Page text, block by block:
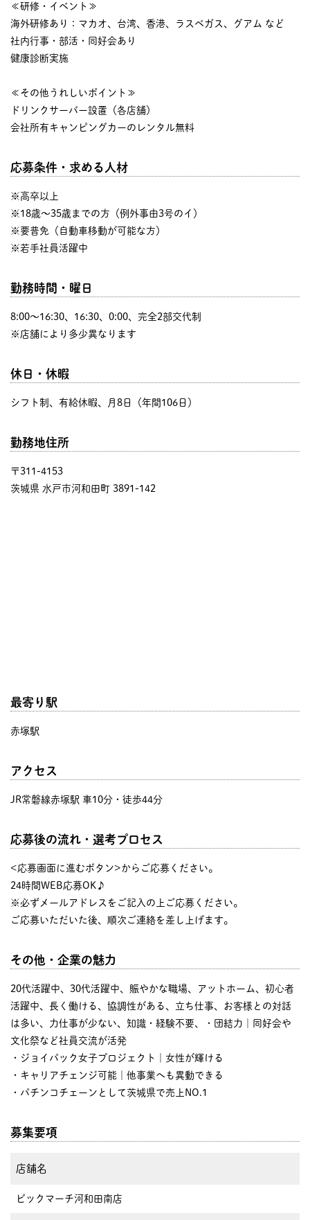
≪研修・イベント≫
海外研修あり：マカオ、台湾、香港、ラスベガス、グアム など
社内行事・部活・同好会あり
健康診断実施
≪その他うれしいポイント≫
ドリンクサーバー設置（各店舗）
会社所有キャンピングカーのレンタル無料
応募条件・求める人材
※高卒以上
※18歳～35歳までの方（例外事由3号のイ）
※要普免（自動車移動が可能な方）
※若手社員活躍中
勤務時間・曜日
8:00〜16:30、16:30、0:00、完全2部交代制
※店舗により多少異なります
休日・休暇
シフト制、有給休暇、月8日（年間106日）
勤務地住所
〒311-4153
茨城県 水戸市河和田町 3891-142
最寄り駅
赤塚駅
アクセス
JR常磐線赤塚駅 車10分・徒歩44分
応募後の流れ・選考プロセス
<応募画面に進むボタン>からご応募ください。
24時間WEB応募OK♪
※必ずメールアドレスをご記入の上ご応募ください。
ご応募いただいた後、順次ご連絡を差し上げます。
その他・企業の魅力
20代活躍中、30代活躍中、賑やかな職場、アットホーム、初心者
活躍中、長く働ける、協調性がある、立ち仕事、お客様との対話
は多い、力仕事が少ない、知識・経験不要、・団結力｜同好会や
文化祭など社員交流が活発
・ジョイパック女子プロジェクト｜女性が輝ける
・キャリアチェンジ可能｜他事業へも異動できる
・パチンコチェーンとして茨城県で売上NO.1
募集要項
店舗名
ビックマーチ河和田南店